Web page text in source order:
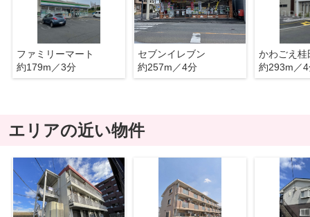
ファミリーマート
約179m／3分
セブンイレブン
約257m／4分
約293m／
エリアの近い物件